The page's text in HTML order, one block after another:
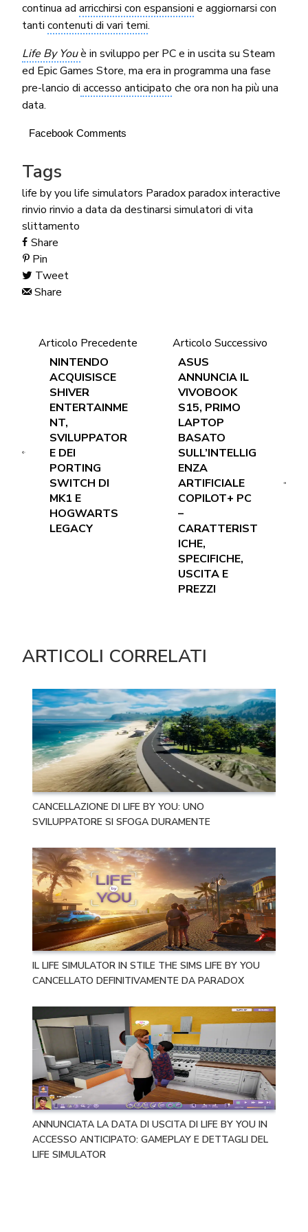
continua ad arricchirsi con espansioni e aggiornarsi con
tanti contenuti di vari temi.
Life By Youè in sviluppo per PC e in uscita su Steam
ed Epic Games Store, ma era in programma una fase
pre-lancio di accesso anticipato che ora non ha più una
data.
Facebook Comments
Tags
life by you life simulators Paradoxparadox interactive
rinvio rinvio a data da destinarsi simulatori di vita
slittamento
Share
Pin
Tweet
Share
Articolo Precedente
NINTENDO
ACQUISISCE
SHIVER
ENTERTAINME
NT,
SVILUPPATOR
E DEI
PORTING
SWITCH DI
MK1 E
HOGWARTS
LEGACY
Articolo Successivo
ASUS
ANNUNCIA IL
VIVOBOOK
S15, PRIMO
LAPTOP
BASATO
SULL’INTELLIG
ENZA
ARTIFICIALE
COPILOT+ PC
–
CARATTERIST
ICHE,
SPECIFICHE,
USCITA E
PREZZI
ARTICOLI CORRELATI
CANCELLAZIONE DI LIFE BY YOU: UNO
SVILUPPATORE SI SFOGA DURAMENTE
IL LIFE SIMULATOR IN STILE THE SIMS LIFE BY YOU
CANCELLATO DEFINITIVAMENTE DA PARADOX
ANNUNCIATA LA DATA DI USCITA DI LIFE BY YOU IN
ACCESSO ANTICIPATO: GAMEPLAY E DETTAGLI DEL
LIFE SIMULATOR